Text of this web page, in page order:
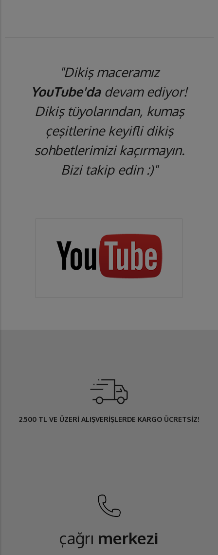
"Dikiş maceramız
YouTube'dadevam ediyor!
Dikiş tüyolarından, kumaş
çeşitlerine keyifli dikiş
sohbetlerimizi kaçırmayın.
Bizi takip edin :)"
2.500 TL VE ÜZERİ ALIŞVERİŞLERDE KARGO ÜCRETSİZ!
çağrı merkezi